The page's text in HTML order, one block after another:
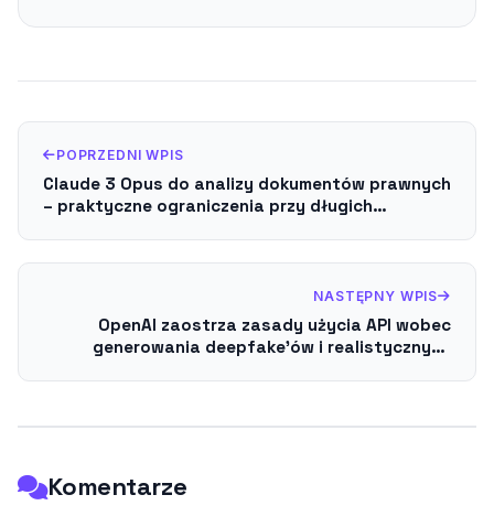
POPRZEDNI WPIS
Claude 3 Opus do analizy dokumentów prawnych
– praktyczne ograniczenia przy długich
NASTĘPNY WPIS
OpenAI zaostrza zasady użycia API wobec
generowania deepfake’ów i realistycznych
Komentarze